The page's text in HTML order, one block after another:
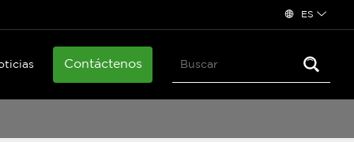
ES
Contáctenos